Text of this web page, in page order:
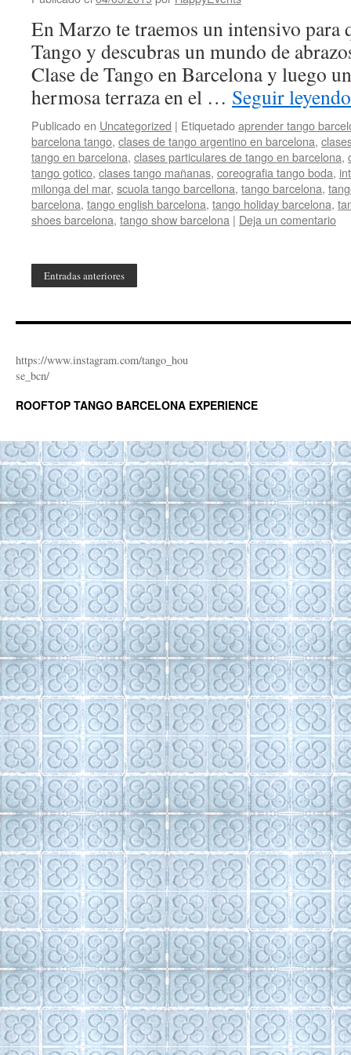
En Marzo te traemos un intensivo para
Tango y descubras un mundo de
Clase de Tango en Barcelona y luego
hermosa terraza en el … Seguir
Publicado en Uncategorized | Etiquetadoaprender tango
barcelona tango, clases de tango argentino en barcelona,
tango en barcelona, clases particulares de tango en barcelona,
tango gotico, clases tango mañanas, coreografia tango boda,
milonga del mar, scuola tango barcellona, tango barcelona,
barcelona, tango english barcelona, tango holiday barcelona,
shoes barcelona, tango show barcelona | Deja un comentario
Entradas anteriores
https://www.instagram.com/tango_hou
se_bcn/
ROOFTOP TANGO BARCELONA EXPERIENCE